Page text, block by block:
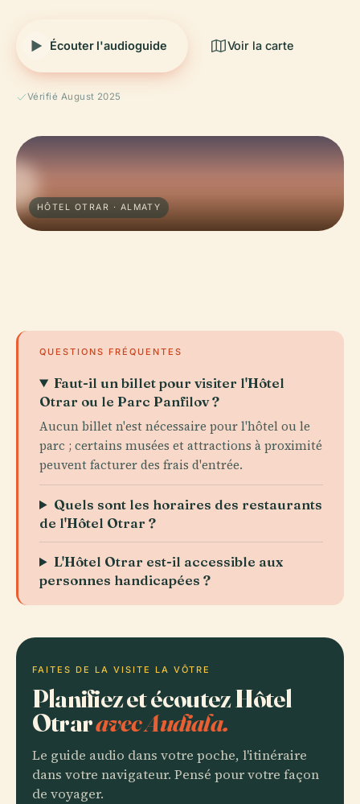
Écouter l'audioguide Voir la carte
Vérifié August 2025
HÔTEL OTRAR · ALMATY
QUESTIONS FRÉQUENTES
Faut-il un billet pour visiter l'Hôtel
Otrar ou le Parc Panfilov ?
Aucun billet n'est nécessaire pour l'hôtel ou le
parc ; certains musées et attractions à proximité
peuvent facturer des frais d'entrée.
Quels sont les horaires des restaurants
de l'Hôtel Otrar ?
L'Hôtel Otrar est-il accessible aux
personnes handicapées ?
FAITES DE LA VISITE LA VÔTRE
Planifiez et écoutez Hôtel
Otraravec Audiala.
Le guide audio dans votre poche, l'itinéraire
dans votre navigateur. Pensé pour votre façon
de voyager.